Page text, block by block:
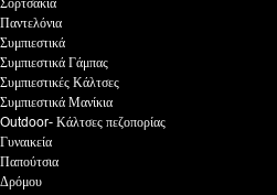
Σορτσάκια
Παντελόνια
Συμπιεστικά
Συμπιεστικά Γάμπας
Συμπιεστικές Κάλτσες
Συμπιεστικά Μανίκια
Outdoor- Κάλτσες πεζοπορίας
Γυναικεία
Παπούτσια
Δρόμου